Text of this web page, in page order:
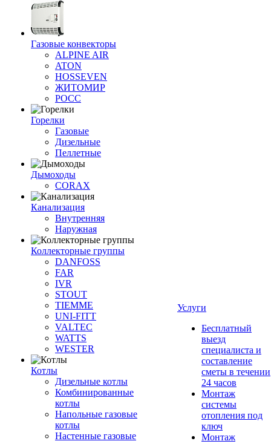
Газовые конвекторы
ALPINE AIR
ATON
HOSSEVEN
ЖИТОМИР
РОСС
Горелки
Газовые
Дизельные
Пеллетные
Дымоходы
CORAX
Канализация
Внутренняя
Наружная
Коллекторные группы
DANFOSS
FAR
IVR
STOUT
TIEMME
UNI-FITT
VALTEC
WATTS
WESTER
Котлы
Дизельные котлы
Комбинированные
котлы
Напольные газовые
котлы
Настенные газовые
Услуги
Бесплатный
выезд
специалиста и
составление
сметы в течении
24 часов
Монтаж
системы
отопления под
ключ
Монтаж